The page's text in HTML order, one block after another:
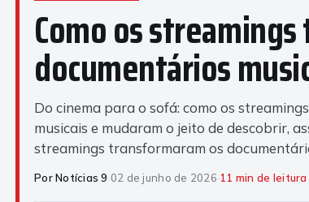
Como os
documentários
Do cinema para o sofá: como os
musicais e mudaram o jeito de descobrir,
streamings transformaram os
Por Notícias 9·02 de junho de 2026·11 min de leitura